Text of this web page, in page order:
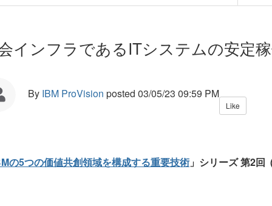
インフラであるITシステムの安定
By IBM ProVision posted 03/05/23 09:59 PM
Like
の5つの価値共創領域を構成する重要技術 」シリーズ 第2回